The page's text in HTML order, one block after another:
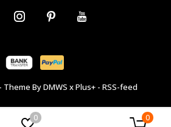
Theme ByDMWS xPlus+- RSS-feed
0 0